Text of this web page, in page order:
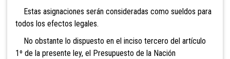
Estas asignaciones serán consideradas como sueldos para
todos los efectos legales.
No obstante lo dispuesto en el inciso tercero del artículo
1º de la presente ley, el Presupuesto de la Nación